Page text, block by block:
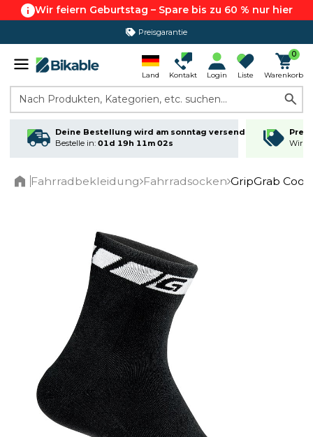
Wir feiern Geburtstag – Spare bis zu 60 % nur hier
Preisgarantie
365 Tage Rückgabe*
Land Kontakt Login Liste
0
Warenkorb
Nach Produkten, Kategorien, etc. suchen...
Deine Bestellung wird am sonntag versendet
Bestelle in: 01d 19h 11m 02s
Wir
Fahrradbekleidung Fahrradsocken GripGrab